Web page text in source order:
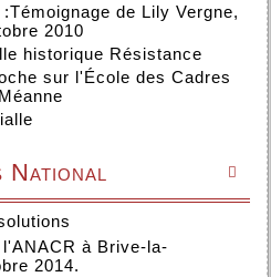
de Lily Vergne,
2010
historique Résistance
sur l'École des Cadres

National
à Brive-la-
2014.